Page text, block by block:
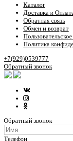
Каталог
Доставка и
Обратная связь
Обмен и возврат
Политика
+7(929)0539777
Обратный звонок
Обратный звонок
Телефон